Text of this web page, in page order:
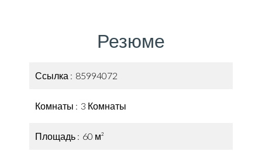
Резюме
Ссылка 85994072
Комнаты 3 Комнаты
Площадь 60 м²